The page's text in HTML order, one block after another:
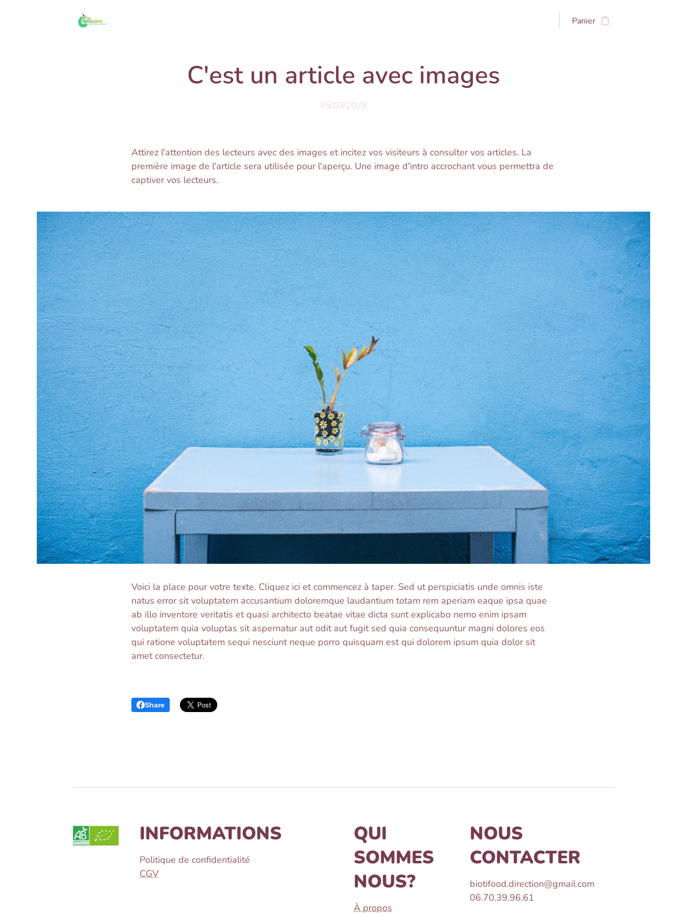
Panier
C'est un article avec images
05/03/2025
Attirez l'attention des lecteurs avec des images et incitez vos visiteurs à consulter vos articles. La
première image de l'article sera utilisée pour l'aperçu. Une image d'intro accrochant vous permettra de
captiver vos lecteurs.
Voici la place pour votre texte. Cliquez ici et commencez à taper. Sed ut perspiciatis unde omnis iste
natus error sit voluptatem accusantium doloremque laudantium totam rem aperiam eaque ipsa quae
ab illo inventore veritatis et quasi architecto beatae vitae dicta sunt explicabo nemo enim ipsam
voluptatem quia voluptas sit aspernatur aut odit aut fugit sed quia consequuntur magni dolores eos
qui ratione voluptatem sequi nesciunt neque porro quisquam est qui dolorem ipsum quia dolor sit
amet consectetur.
Share
INFORMATIONS
Politique de confidentialité
CGV
QUI
SOMMES
NOUS?
À propos
NOUS
CONTACTER
biotifood.direction@gmail.com
06.70.39.96.61